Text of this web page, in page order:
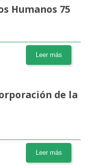
Humanos 75
Leer más
de la
Leer más